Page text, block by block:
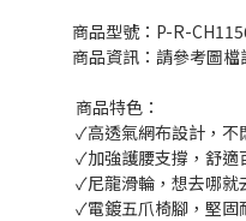
商品型號：P-R-
商品資訊：請參考圖檔
商品特色：
✓高透氣網布設計，不
✓加強護腰支撐，舒適
✓尼龍滑輪，想去哪就
✓電鍍五爪椅腳，堅固